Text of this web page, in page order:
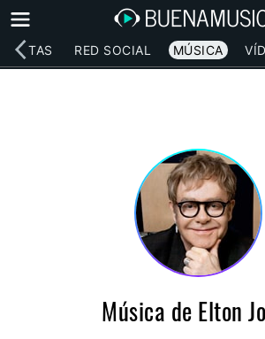
RED SOCIAL MÚSICA
Música de Elton